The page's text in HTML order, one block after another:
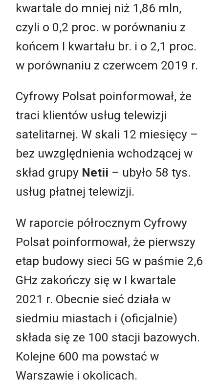
kwartale do mniej niż 1,86 mln,
czyli o 0,2 proc. w porównaniu z
końcem I kwartału br. i o 2,1 proc.
w porównaniu z czerwcem 2019 r.
Cyfrowy Polsat poinformował, że
traci klientów usług telewizji
satelitarnej. W skali 12 miesięcy –
bez uwzględnienia wchodzącej w
skład grupy Netii – ubyło 58 tys.
usług płatnej telewizji.
W raporcie półrocznym Cyfrowy
Polsat poinformował, że pierwszy
etap budowy sieci 5G w paśmie 2,6
GHz zakończy się w I kwartale
2021 r. Obecnie sieć działa w
siedmiu miastach i (oficjalnie)
składa się ze 100 stacji bazowych.
Kolejne 600 ma powstać w
Warszawie i okolicach.